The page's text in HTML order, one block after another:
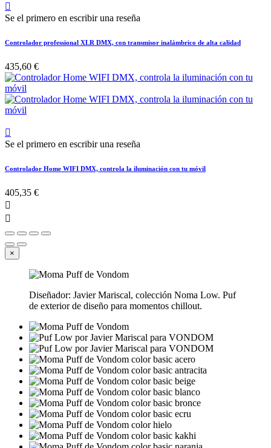

Se el primero en escribir una reseña
Controlador professional XLR DMX, con transmisor inalámbrico de alta calidad
435,60 €

Se el primero en escribir una reseña
Controlador Home WIFI DMX, controla la iluminación con tu móvil
405,35 €


×
Diseñador: Javier Mariscal, colección Noma Low. Puf
de exterior de diseño para momentos chillout.